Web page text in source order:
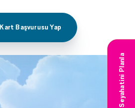
Kart Başvurusu Yap
Seyahatini Planla